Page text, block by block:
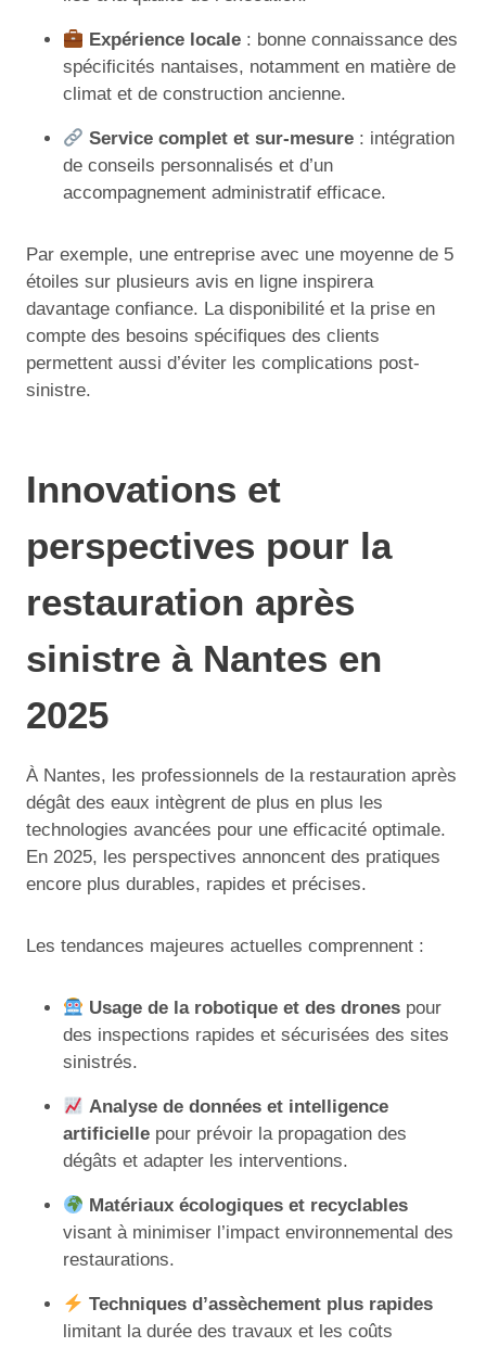
Expérience locale : bonne connaissance des
spécificités nantaises, notamment en matière de
climat et de construction ancienne.
Service complet et sur-mesure : intégration
de conseils personnalisés et d’un
accompagnement administratif efficace.
Par exemple, une entreprise avec une moyenne de 5
étoiles sur plusieurs avis en ligne inspirera
davantage confiance. La disponibilité et la prise en
compte des besoins spécifiques des clients
permettent aussi d’éviter les complications post-
sinistre.
Innovations et
perspectives pour la
restauration après
sinistre à Nantes en
2025
À Nantes, les professionnels de la restauration après
dégât des eaux intègrent de plus en plus les
technologies avancées pour une efficacité optimale.
En 2025, les perspectives annoncent des pratiques
encore plus durables, rapides et précises.
Les tendances majeures actuelles comprennent :
Usage de la robotique et des drones pour
des inspections rapides et sécurisées des sites
sinistrés.
Analyse de données et intelligence
artificielle pour prévoir la propagation des
dégâts et adapter les interventions.
Matériaux écologiques et recyclables
visant à minimiser l’impact environnemental des
restaurations.
Techniques d’assèchement plus rapides
limitant la durée des travaux et les coûts